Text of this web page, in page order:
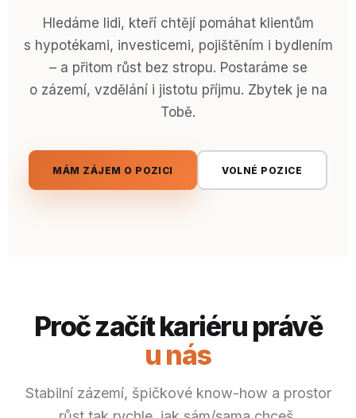
Finanční zdraví
Hledáme lidi, kteří chtějí pomáhat klientům
s hypotékami, investicemi, pojištěním i bydlením
– a přitom růst bez stropu. Postaráme se
o zázemí, vzdělání i jistotu příjmu. Zbytek je na
Tobě.
MÁM ZÁJEM O POZICI VOLNÉ POZICE
Proč začít kariéru právě
u nás
Stabilní zázemí, špičkové know-how a prostor